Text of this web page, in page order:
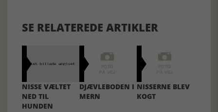
SE RELATEREDE ARTIKLER
NISSE VÆLTET
NED TIL
HUNDEN
DJÆVLEBODEN I
MERN
NISSERNE BLEV
KOGT